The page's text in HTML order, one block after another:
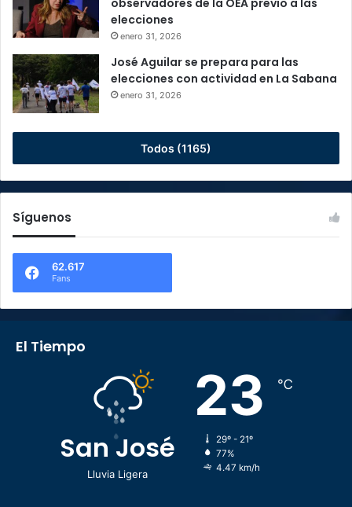
observadores de la OEA previo a las
elecciones
enero 31, 2026
José Aguilar se prepara para las
elecciones con actividad en La Sabana
enero 31, 2026
Todos (1165)
Síguenos
62.617
Fans
El Tiempo
San José
Lluvia Ligera
23 ℃
29º - 21º
77%
4.47 km/h